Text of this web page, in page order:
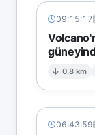
09:15:17
0.8 km
06:43:59